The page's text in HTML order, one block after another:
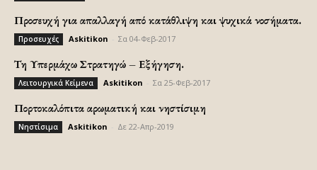
Προσευχή για απαλλαγή από κατάθλιψη και ψυχικά νοσήματα.
Προσευχές Askitikon Σα 04-Φεβ-2017
Τη Υπερμάχω Στρατηγώ – Εξήγηση.
Λειτουργικά Κείμενα Askitikon Σα 25-Φεβ-2017
Πορτοκαλόπιτα αρωματική και νηστίσιμη
Νηστίσιμα Askitikon Δε 22-Απρ-2019